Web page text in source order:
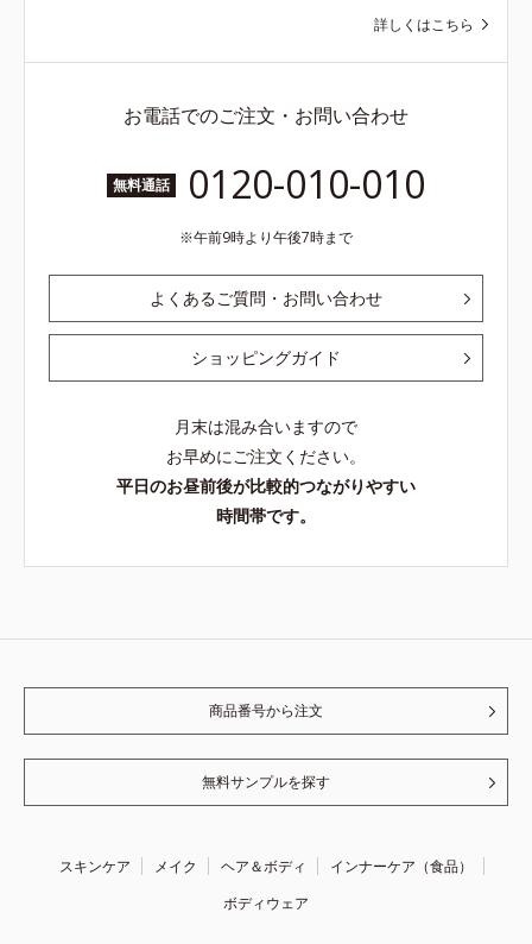
詳しくはこちら
お電話でのご注文・お問い合わせ
無料通話 0120-010-010
午前9時より午後7時まで
よくあるご質問・お問い合わせ
ショッピングガイド
月末は混み合いますので
お早めにご注文ください。
平日のお昼前後が比較的つながりやすい
時間帯です。
商品番号から注文
無料サンプルを探す
スキンケア メイク ヘア＆ボディ
インナーケア（食品）
ボディウェア